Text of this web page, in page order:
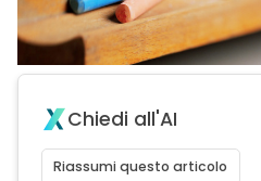
Chiedi all'AI
Riassumi questo articolo